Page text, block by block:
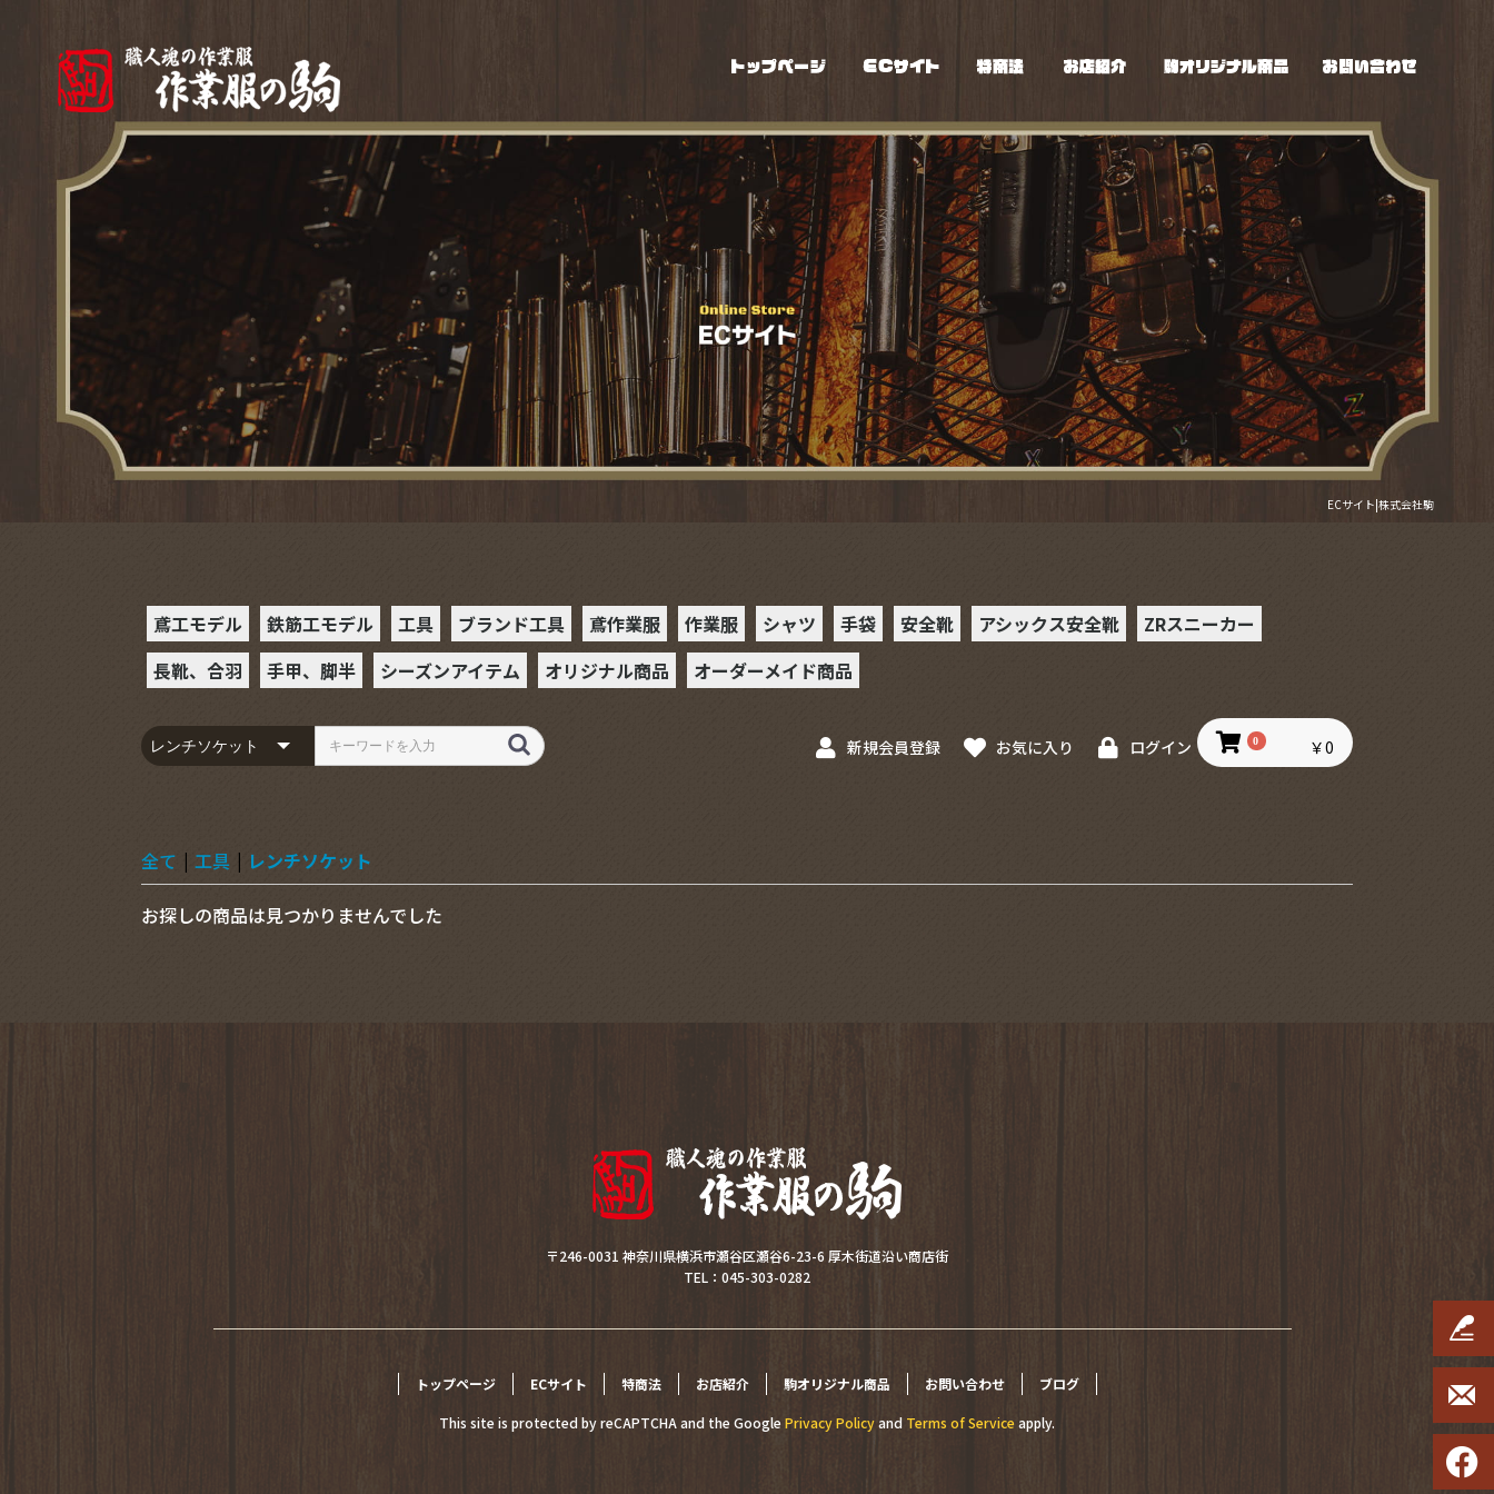
ECサイト|株式会社駒
鳶工モデル 鉄筋工モデル 工具
ラチェット
スケール
ハンマー
カラビナ
腰袋
ミニカッター
ビットソケット
レンチソケット
ビット・ビットホル
レベル
モンキーレンチ
ギアレンチ
めがねレンチ
ヨセポンチ
ペンマーカー
落下防止
D環
フルハーネス
ランヤード
サポーターベルト
セフホルダー
BXハッカー
ハッカーケース
SPHツールホルダー
インパクトフック
その他の工具
ブランド工具
SPHツールホルダー
BXハッカー
ハッカーケース
鳶作業服 作業服 シャツ
駒シャツ
駒シャツⅡ
手袋
革手袋
合皮手袋
ゴム手袋
安全靴 アシックス安全靴
ZRスニーカー
長靴、合羽
長靴
合羽
手甲、脚半
手甲
駒手甲
シーズンアイテム
空調服
防寒着
コンプレッション春
夏
コンプレッション秋
冬
オリジナル商品 オーダーメイド商品
新規会員登録 お気に入り ログイン 0 ￥0
全て | 工具 | レンチソケット
お探しの商品は見つかりませんでした
トップページ ECサイト 特商法 お店紹介 駒オリジナル商品 お問い合わせ ブログ
This site is protected by reCAPTCHA and the Google Privacy Policyand Terms of Serviceapply.
〒246-0031 神奈川県横浜市瀬谷区瀬谷6-23-6 厚木街道沿い商店街
TEL：045-303-0282